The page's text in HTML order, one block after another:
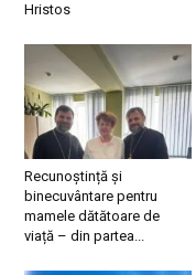
Hristos
Recunoștință și
binecuvântare pentru
mamele dătătoare de
viață – din partea...